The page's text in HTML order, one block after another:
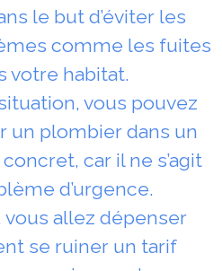
le but d’éviter les
comme les fuites
votre habitat.
vous pouvez
un plombier dans un
car il ne s’agit
d’urgence.
vous allez dépenser
se ruiner un tarif